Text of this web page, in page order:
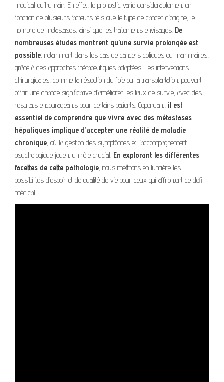
médical qu’humain. En effet, le pronostic varie considérablement en
fonction de plusieurs facteurs tels que le type de cancer d’origine, le
nombre de métastases, ainsi que les traitements envisagés. De
nombreuses études montrent qu’une survie prolongée est
possible, notamment dans les cas de cancers coliques ou mammaires,
grâce à des approches thérapeutiques adaptées. Les interventions
chirurgicales, comme la résection du foie ou la transplantation, peuvent
offrir une chance significative d’améliorer les taux de survie, avec des
résultats encourageants pour certains patients. Cependant, il est
essentiel de comprendre que vivre avec des métastases
hépatiques implique d’accepter une réalité de maladie
chronique, où la gestion des symptômes et l’accompagnement
psychologique jouent un rôle crucial. En explorant les différentes
facettes de cette pathologie, nous mettrons en lumière les
possibilités d’espoir et de qualité de vie pour ceux qui affrontent ce défi
médical.